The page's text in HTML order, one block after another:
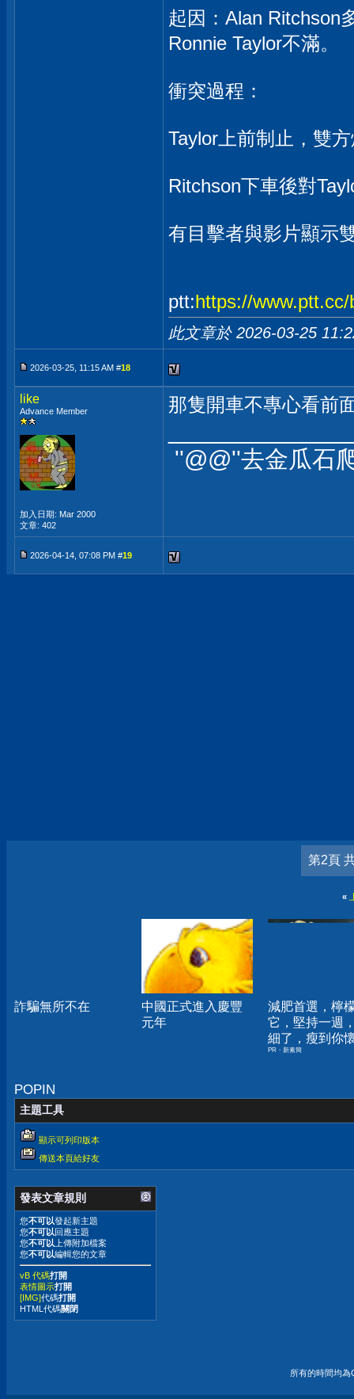
起因：Alan Ritchson
Ronnie Taylor不滿。
衝突過程：
Taylor上前制止，雙
Ritchson下車後對
有目擊者與影片顯示
ptt:https://
此文章於 2026-03-25
2026-03-25, 11:15 AM #18
like
Advance Member
加入日期: Mar 2000
文章: 402
那隻開車不專心看前
''@@''去金瓜石
2026-04-14, 07:08 PM #19
第2頁
«
詐騙無所不在
中國正式進入慶豐
元年
減肥首選，檸
它，堅持一週
細了，瘦到你
人生
PR・新素簡
POPIN
主題工具
顯示可列印版本
傳送本頁給好友
發表文章規則
您不可以發起新主題
您不可以回應主題
您不可以 上傳附加檔案
您不可以編輯您的文章
vB 代碼打開
表情圖示打開
[IMG]代碼打開
HTML代碼關閉
所有的時間均為